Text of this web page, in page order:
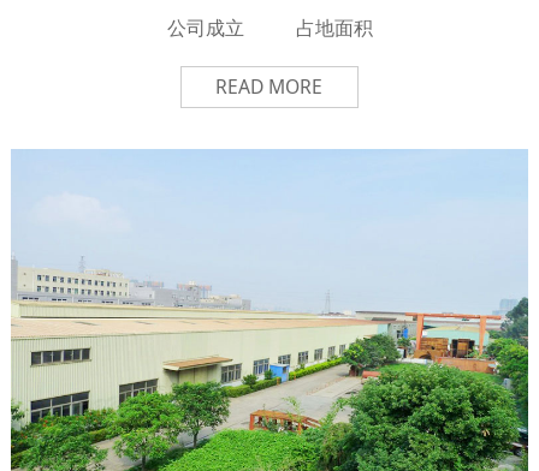
公司成立
占地面积
READ MORE